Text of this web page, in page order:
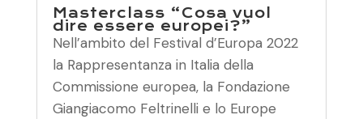
Masterclass “Cosa vuol
dire essere europei?”
Nell’ambito del Festival d’Europa 2022
la Rappresentanza in Italia della
Commissione europea, la Fondazione
Giangiacomo Feltrinelli e lo Europe